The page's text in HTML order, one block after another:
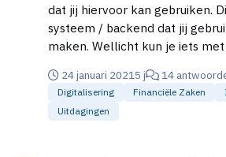
dat jij hiervoor kan gebruiken. Dit hangt af van het
systeem / backend dat jij gebruikt. Ik zou zoiets
maken. Wellicht kun je iets
24 januari 20215 j 14
Digitalisering Financiële Zaken
Uitdagingen